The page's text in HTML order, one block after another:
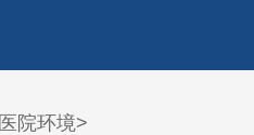
医院环境>